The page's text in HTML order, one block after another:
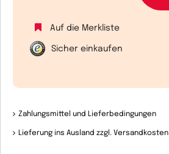
Auf die Merkliste
Sicher einkaufen
Zahlungsmittel und Lieferbedingungen
Lieferung ins Ausland zzgl. Versandkosten